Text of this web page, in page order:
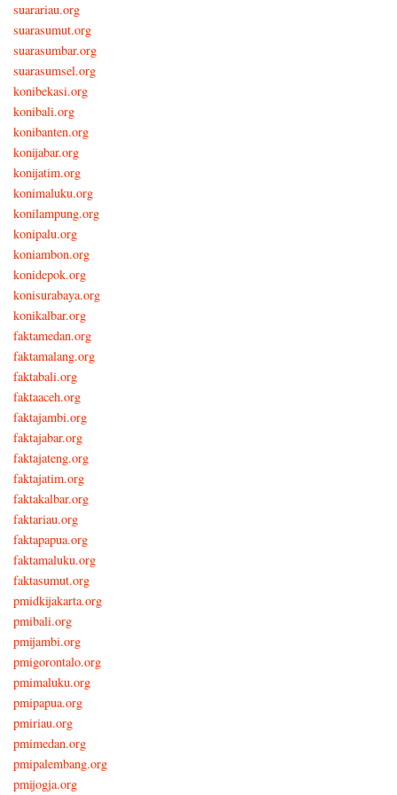
suarariau.org
suarasumut.org
suarasumbar.org
suarasumsel.org
konibekasi.org
konibali.org
konibanten.org
konijabar.org
konijatim.org
konimaluku.org
konilampung.org
konipalu.org
koniambon.org
konidepok.org
konisurabaya.org
konikalbar.org
faktamedan.org
faktamalang.org
faktabali.org
faktaaceh.org
faktajambi.org
faktajabar.org
faktajateng.org
faktajatim.org
faktakalbar.org
faktariau.org
faktapapua.org
faktamaluku.org
faktasumut.org
pmidkijakarta.org
pmibali.org
pmijambi.org
pmigorontalo.org
pmimaluku.org
pmipapua.org
pmiriau.org
pmimedan.org
pmipalembang.org
pmijogja.org